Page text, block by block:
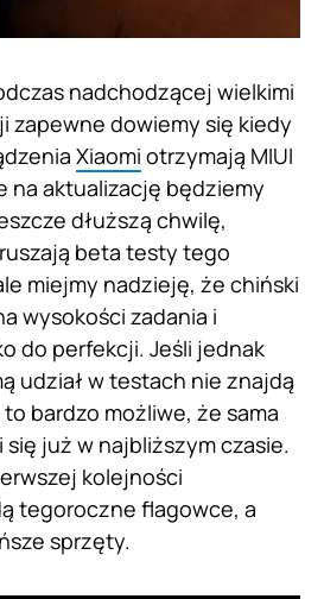
nadchodzącej wielkimi
zapewne dowiemy się kiedy
Xiaomi otrzymają MIUI
na aktualizację będziemy
dłuższą chwilę,
beta testy tego
miejmy nadzieję, że chiński
wysokości zadania i
do perfekcji. Jeśli jednak
udział w testach nie znajdą
bardzo możliwe, że sama
już w najbliższym czasie.
kolejności
tegoroczne flagowce, a
sprzęty.